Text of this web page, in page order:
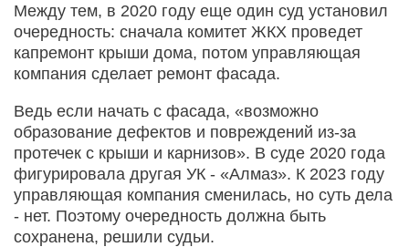
Между тем, в 2020 году еще один суд установил
очередность: сначала комитет ЖКХ проведет
капремонт крыши дома, потом управляющая
компания сделает ремонт фасада.
Ведь если начать с фасада, «возможно
образование дефектов и повреждений из-за
протечек с крыши и карнизов». В суде 2020 года
фигурировала другая УК - «Алмаз». К 2023 году
управляющая компания сменилась, но суть дела
- нет. Поэтому очередность должна быть
сохранена, решили судьи.